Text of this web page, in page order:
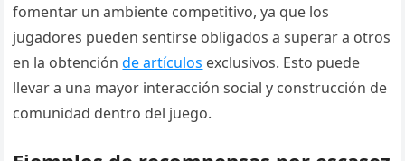
fomentar un ambiente competitivo, ya que los
jugadores pueden sentirse obligados a superar a otros
en la obtenciónde artículos exclusivos. Esto puede
llevar a una mayor interacción social y construcción de
comunidad dentro del juego.